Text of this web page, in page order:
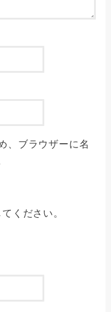
、ブラウザーに名
ください。